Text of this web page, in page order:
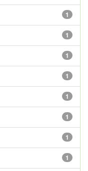
1
1
1
1
1
1
1
1